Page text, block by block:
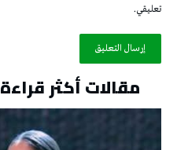
تعليقي.
مقالات أكثر قراءة